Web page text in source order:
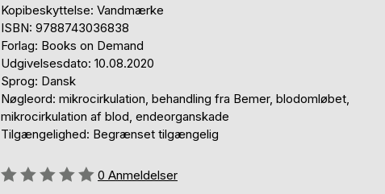
Kopibeskyttelse: Vandmærke
ISBN: 9788743036838
Forlag: Books on Demand
Udgivelsesdato: 10.08.2020
Sprog: Dansk
Nøgleord: mikrocirkulation, behandling fra Bemer, blodomløbet,
mikrocirkulation af blod, endeorganskade
Tilgængelighed: Begrænset tilgængelig
Anmeldelse::
0 Anmeldelser